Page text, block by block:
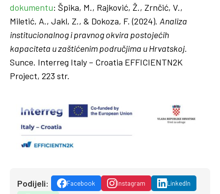
dokumentu: Špika, M., Rajković, Ž., Zrnčić, V.,
Miletić, A., Jakl, Z., & Dokoza, F. (2024). Analiza
institucionalnog i pravnog okvira postojećih
kapaciteta u zaštićenim područjima u Hrvatskoj.
Sunce. Interreg Italy – Croatia EFFICIENTN2K
Project, 223 str.
Podijeli: Facebook Instagram
LinkedIn